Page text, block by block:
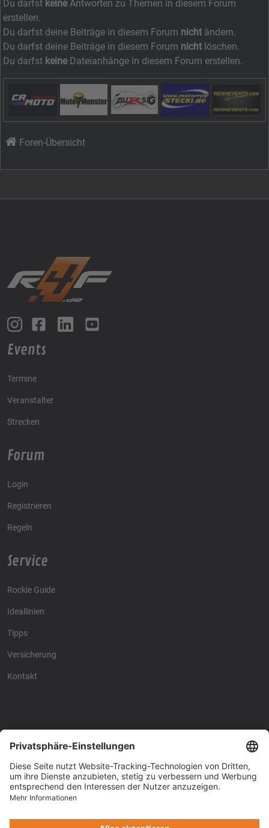
Du darfst keineAntworten zu Themen in diesem Forum
erstellen.
Du darfst deine Beiträge in diesem Forum nicht ändern.
Du darfst deine Beiträge in diesem Forum nicht löschen.
Du darfst keineDateianhänge in diesem Forum erstellen.
Foren-Übersicht
Events
Termine
Veranstalter
Strecken
Forum
Login
Registrieren
Regeln
Service
Rockie Guide
Ideallinien
Tipps
Versicherung
Kontakt
Racing4fun - Alles über
Racing4fun - Alles über